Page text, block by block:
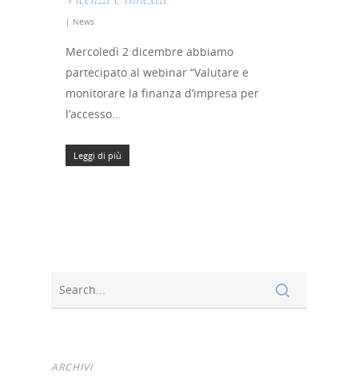
| News
Mercoledì 2 dicembre abbiamo
partecipato al webinar “Valutare e
monitorare la finanza d’impresa per
l’accesso…
Leggi di più
ARCHIVI